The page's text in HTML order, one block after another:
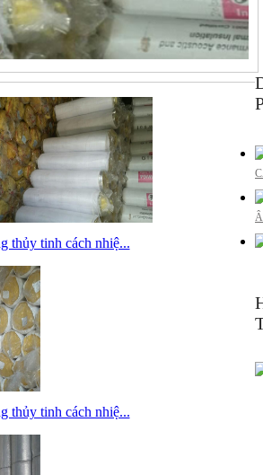
thủy tinh cách nhiệ...
thủy tinh cách nhiệ...